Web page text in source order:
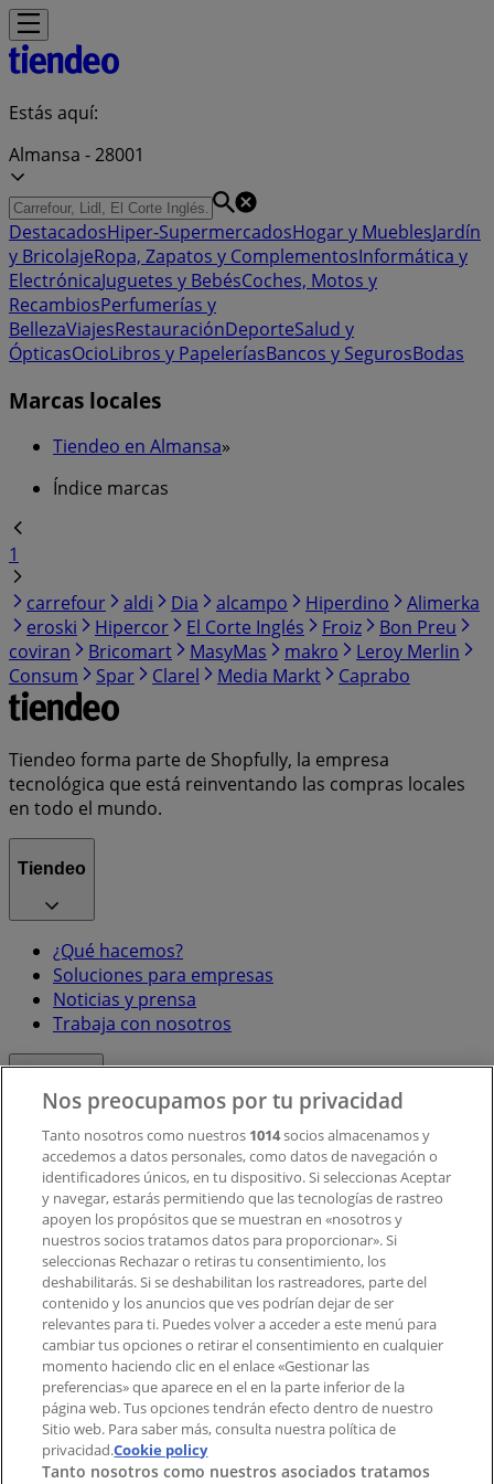
Estás aquí:
Almansa - 28001
DestacadosHiper-SupermercadosHogar y MueblesJardín
y BricolajeRopa, Zapatos y ComplementosInformática y
ElectrónicaJuguetes y BebésCoches, Motos y
RecambiosPerfumerías y
BellezaViajesRestauraciónDeporteSalud y
ÓpticasOcioLibros y PapeleríasBancos y SegurosBodas
Marcas locales
Tiendeo en Almansa»
Índice marcas
1
carrefour
aldi Dia alcampo Hiperdino
Alimerka
eroski
Hipercor El Corte Inglés Froiz
Bon Preu
coviran
Bricomart MasyMas makro
Leroy Merlin
Consum
Spar Clarel Media Markt Caprabo
Tiendeo forma parte de Shopfully, la empresa
tecnológica que está reinventando las compras locales
en todo el mundo.
Tiendeo
¿Qué hacemos?
Soluciones para empresas
Noticias y prensa
Trabaja con nosotros
Contacto comercial y de marketing
Tienda mal colocada en el mapa
Notificar un folleto
¿Encontraste un problema en la web o en la
aplicación?
Índices
Marcas
Marcas locales
Negocios
Negocios cercanos
Nos preocupamos por tu privacidad
Tanto nosotros como nuestros 1014socios almacenamos y
accedemos a datos personales, como datos de navegación o
identificadores únicos, en tu dispositivo. Si seleccionas Aceptar
y navegar, estarás permitiendo que las tecnologías de rastreo
apoyen los propósitos que se muestran en «nosotros y
nuestros socios tratamos datos para proporcionar». Si
seleccionas Rechazar o retiras tu consentimiento, los
deshabilitarás. Si se deshabilitan los rastreadores, parte del
contenido y los anuncios que ves podrían dejar de ser
relevantes para ti. Puedes volver a acceder a este menú para
cambiar tus opciones o retirar el consentimiento en cualquier
momento haciendo clic en el enlace «Gestionar las
preferencias» que aparece en el en la parte inferior de la
página web. Tus opciones tendrán efecto dentro de nuestro
Sitio web. Para saber más, consulta nuestra política de
privacidad.Cookie policy
Tanto nosotros como nuestros asociados tratamos